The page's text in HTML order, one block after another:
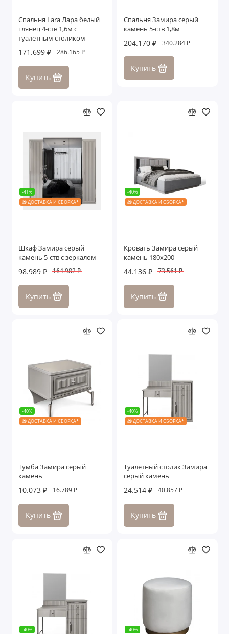
Спальня Lara Лара белый
глянец 4-ств 1,6м с
туалетным столиком
171.699 ₽ 286.165 ₽
Купить
Спальня Замира серый
камень 5-ств 1,8м
204.170 ₽ 340.284 ₽
Купить
-41%
🎁 ДОСТАВКА И СБОРКА*
Шкаф Замира серый
камень 5-ств с зеркалом
98.989 ₽ 164.982 ₽
Купить
-40%
🎁 ДОСТАВКА И СБОРКА*
Кровать Замира серый
камень 180x200
44.136 ₽ 73.561 ₽
Купить
-40%
🎁 ДОСТАВКА И СБОРКА*
Тумба Замира серый
камень
10.073 ₽ 16.789 ₽
Купить
-40%
🎁 ДОСТАВКА И СБОРКА*
Туалетный столик Замира
серый камень
24.514 ₽ 40.857 ₽
Купить
-40%
-40%